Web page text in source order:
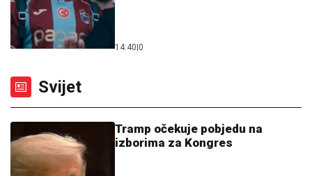
14:40 0
Svijet
Tramp očekuje pobjedu na
izborima za Kongres